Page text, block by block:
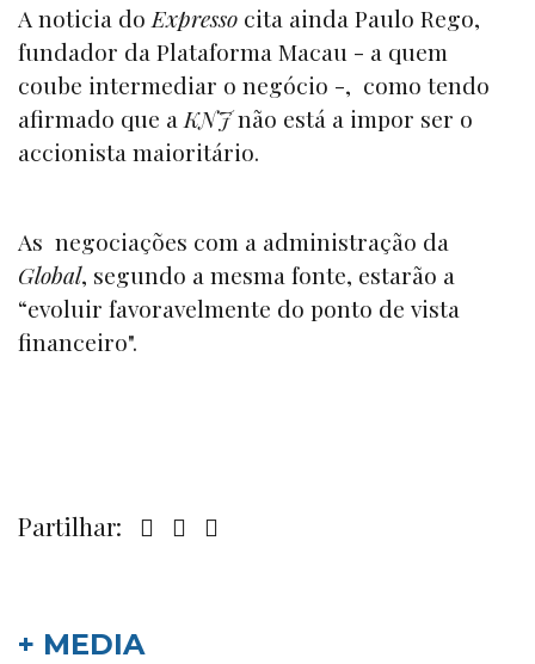
A noticia do Expresso cita ainda Paulo Rego,
fundador da Plataforma Macau - a quem
coube intermediar o negócio -, como tendo
afirmado que a KNJnão está a impor ser o
accionista maioritário.
As negociações com a administração da
Global, segundo a mesma fonte, estarão a
“evoluir favoravelmente do ponto de vista
financeiro".
Partilhar:
+ MEDIA